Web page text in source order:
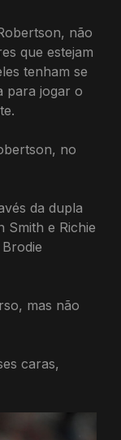
não
que estejam
tenham se
para jogar o
no
da dupla
Smith e Richie
mas não
caras,